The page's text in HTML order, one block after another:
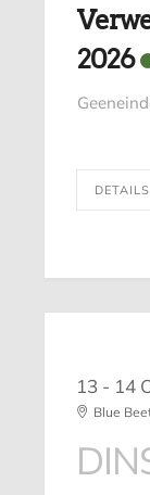
2026
13 - 14
Blue